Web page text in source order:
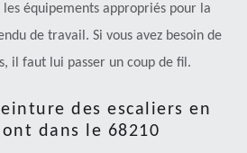
équipements appropriés pour la
de travail. Si vous avez besoin de
il faut lui passer un coup de fil.
des escaliers en
dans le 68210